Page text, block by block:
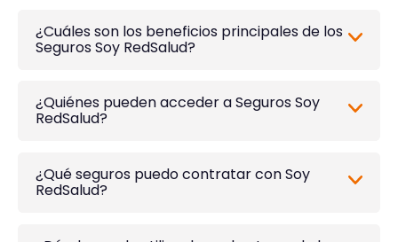
¿Cuáles son los beneficios principales de los
Seguros Soy RedSalud?
¿Quiénes pueden acceder a Seguros Soy
RedSalud?
¿Qué seguros puedo contratar con Soy
RedSalud?